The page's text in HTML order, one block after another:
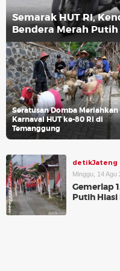
Semarak HUT RI,
Bendera Merah Putih
Seratusan Domba Meriahkan
Karnaval HUT ke-80 RI di
Temanggung
detikJateng
Minggu, 14 Agu
Gemerlap
Putih